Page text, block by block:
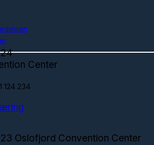
Center
124 234
Oslofjord Convention Center